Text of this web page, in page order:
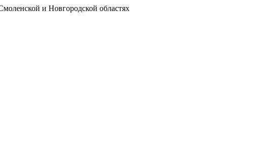
и Новгородской областях